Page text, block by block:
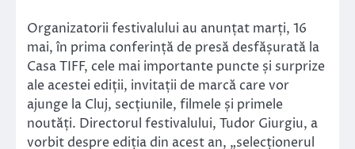
Organizatorii festivalului au anunțat marți, 16
mai, în prima conferință de presă desfășurată la
Casa TIFF, cele mai importante puncte și surprize
ale acestei ediții, invitații de marcă care vor
ajunge la Cluj, secțiunile, filmele și primele
noutăți. Directorul festivalului, Tudor Giurgiu, a
vorbit despre ediția din acest an, „selecționerul